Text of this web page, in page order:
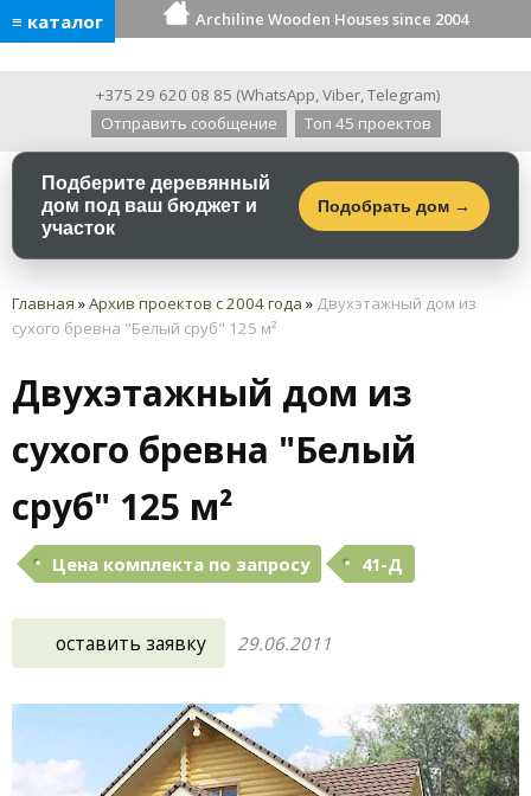
≡ каталог Archiline Wooden Houses since 2004
+375 29 620 08 85 (WhatsApp,Viber,Telegram)
Отправить сообщение
Топ 45 проектов
Подберите деревянный
дом под ваш бюджет и
участок
Подобрать дом →
Главная »Архив проектов с 2004 года » Двухэтажный дом из
сухого бревна "Белый сруб" 125 м²
Двухэтажный дом из
сухого бревна "Белый
сруб" 125 м²
Цена комплекта по запросу 41-Д
оставить заявку 29.06.2011